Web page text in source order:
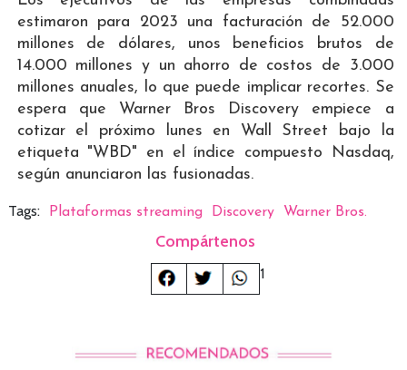
estimaron para 2023 una facturación de 52.000
millones de dólares, unos beneficios brutos de
14.000 millones y un ahorro de costos de 3.000
millones anuales, lo que puede implicar recortes. Se
espera que Warner Bros Discovery empiece a
cotizar el próximo lunes en Wall Street bajo la
etiqueta "WBD" en el índice compuesto Nasdaq,
según anunciaron las fusionadas.
Tags: Plataformas streaming Discovery Warner Bros.
Compártenos
1